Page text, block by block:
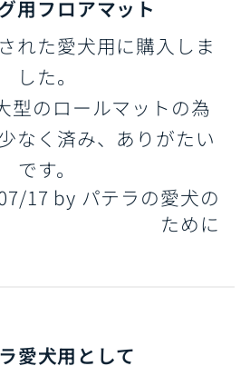
用フロアマット
れた愛犬用に購入しま
した。
型のロールマットの為
なく済み、ありがたい
です。
17 by パテラの愛犬の
ために
愛犬用として